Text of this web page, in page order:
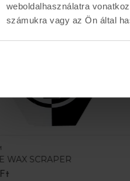
weboldalhasználatra
számukra vagy az Ön által
TRI-